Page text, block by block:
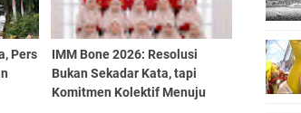
Pers
IMM Bone 2026: Resolusi
Bukan Sekadar Kata, tapi
Komitmen Kolektif Menuju